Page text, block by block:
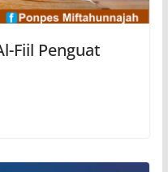
Fiil Penguat